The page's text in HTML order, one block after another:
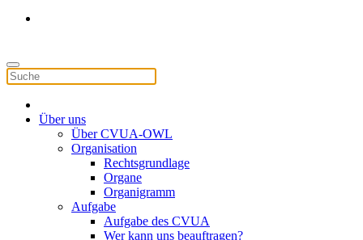
Über uns
Über CVUA-OWL
Organisation
Rechtsgrundlage
Organe
Organigramm
Aufgabe
Aufgabe des CVUA
Wer kann uns beauftragen?